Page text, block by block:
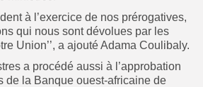
à l’exercice de nos prérogatives,
qui nous sont dévolues par les
Union’’, a ajouté Adama Coulibaly.
a procédé aussi à l’approbation
de la Banque ouest-africaine de